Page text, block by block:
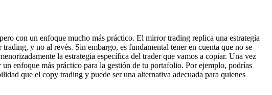
con un enfoque mucho más práctico. El mirror trading replica una estrategia
y no al revés. Sin embargo, es fundamental tener en cuenta que no se
la estrategia específica del trader que vamos a copiar. Una vez
enfoque más práctico para la gestión de tu portafolio. Por ejemplo, podrías
que el copy trading y puede ser una alternativa adecuada para quienes